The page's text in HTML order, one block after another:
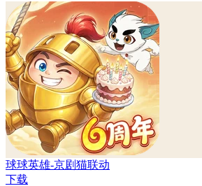
球球英雄-京剧猫联动
下载